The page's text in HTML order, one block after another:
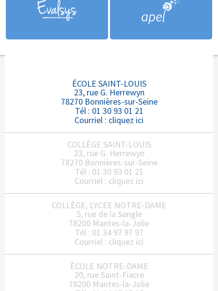
ÉCOLE SAINT-LOUIS
23, rue G. Herrewyn
78270 Bonnières-sur-Seine
Tél : 01 30 93 01 21
Courriel : cliquez ici
COLLÈGE SAINT-LOUIS
23, rue G. Herrewyn
78270 Bonnières-sur-Seine
Tél : 01 30 93 01 21
Courriel : cliquez ici
COLLÈGE, LYCÉE NOTRE-DAME
5, rue de la Sangle
78200 Mantes-la-Jolie
Tél : 01 34 97 97 97
Courriel : cliquez ici
ÉCOLE NOTRE-DAME
20, rue Saint-Fiacre
78200 Mantes-la-Jolie